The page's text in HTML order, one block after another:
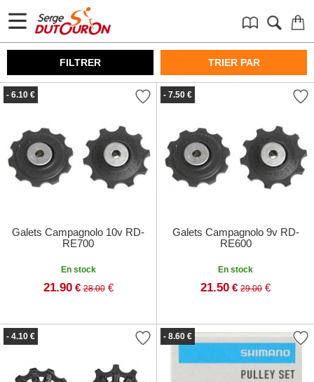
FILTRER TRIER PAR
- 6.10 €
Galets Campagnolo 10v RD-
RE700
En stock
21.90 € 28.00€
- 7.50 €
Galets Campagnolo 9v RD-
RE600
En stock
21.50 € 29.00 €
- 4.10 € - 8.60 €